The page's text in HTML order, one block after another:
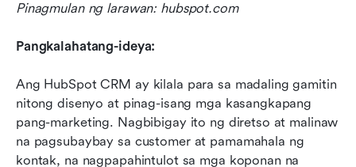
Pinagmulan ng larawan: hubspot.com
Pangkalahatang-ideya:
Ang HubSpot CRM ay kilala para sa madaling gamitin
nitong disenyo at pinag-isang mga kasangkapang
pang-marketing. Nagbibigay ito ng diretso at malinaw
na pagsubaybay sa customer at pamamahala ng
kontak, na nagpapahintulot sa mga koponan na